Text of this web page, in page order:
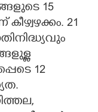
15
21
12